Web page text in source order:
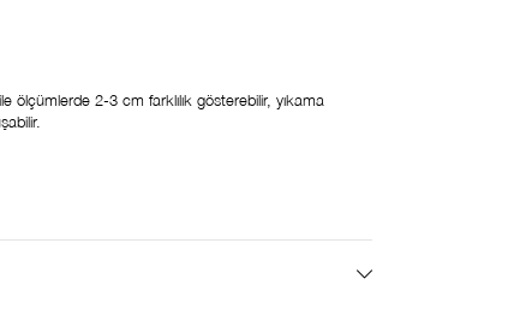
ölçümlerde 2-3 cm farklılık gösterebilir, yıkama